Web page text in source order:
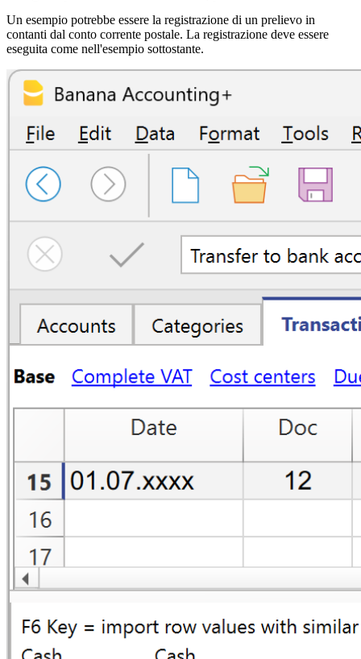
Un esempio potrebbe essere la registrazione di un prelievo in
contanti dal conto corrente postale. La registrazione deve essere
eseguita come nell'esempio sottostante.